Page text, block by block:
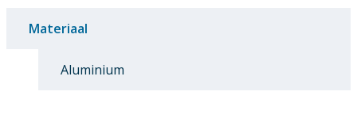
Materiaal
Aluminium